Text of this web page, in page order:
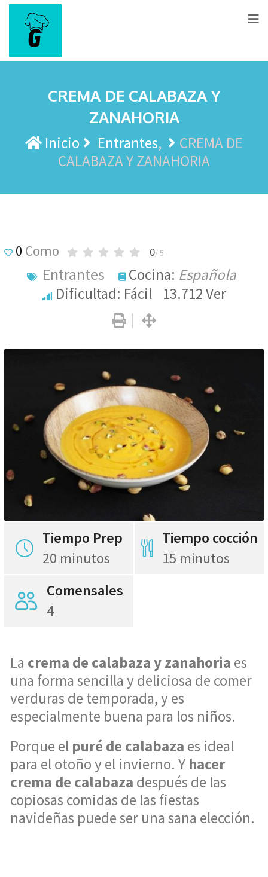
CREMA DE CALABAZA Y
ZANAHORIA
Inicio Entrantes
CREMA DE
CALABAZA Y ZANAHORIA
0 Como 0/ 5
Entrantes Cocina: Española
Dificultad: Fácil
13.712Ver
Tiempo Prep
20 minutos
Tiempo cocción
15 minutos
Comensales
4
La crema de calabaza y zanahoria es
una forma sencilla y deliciosa de comer
verduras de temporada, y es
especialmente buena para los niños.
Porque el puré de calabaza es ideal
para el otoño y el invierno. Y hacer
crema de calabaza después de las
copiosas comidas de las fiestas
navideñas puede ser una sana elección.